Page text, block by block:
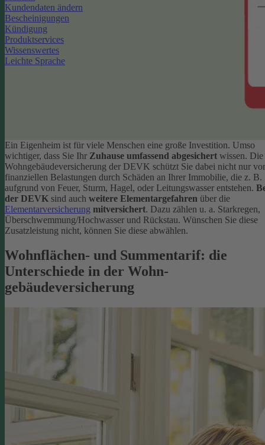
Kundendaten ändern
Bescheinigungen
Kündigung
Produktservices
Wissenswertes
Leichte Sprache
Ein Eigenheim ist für viele Menschen eine große Investition. Umso
wichtiger, dass Sie Ihr Zuhause umfassend abgesichert wissen. Die
Wohngebäudeversicherung der DEVK schützt Sie dabei nicht nur vor
finanziellen Belastungen durch Schäden an Ihrer Immobilie, die z. B.
aufgrund von Feuer, Sturm, Hagel, oder Leitungswasser entstehen.
der DEVK sind auch weitere Elementargefahren über die
Elementarversicherung mitversichert. Dazu zählen u. a. Starkregen,
Überschwemmung/Hochwasser und Rückstau. Wünschen Sie diese
Zusatzleistung nicht, können Sie diese abwählen.
Wohnflächen- und Summentarif: die
Unterschiede in der Wohn­
gebäudeversicherung